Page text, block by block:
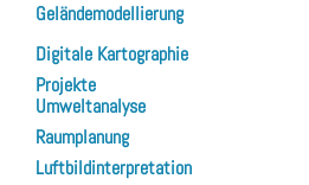
Geländemodellierung
Digitale Kartographie
Projekte
Umweltanalyse
Raumplanung
Luftbildinterpretation